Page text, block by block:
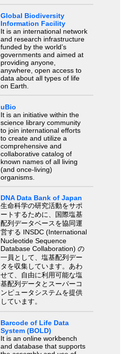
Global Biodiversity
Information Facility
It is an international network
and research infrastructure
funded by the world’s
governments and aimed at
providing anyone,
anywhere, open access to
data about all types of life
on Earth.
uBio
It is an initiative within the
science library community
to join international efforts
to create and utilize a
comprehensive and
collaborative catalog of
known names of all living
(and once-living)
organisms.
DNA Data Bank of Japan
生命科学の研究活動をサポ
ートするために、国際塩基
配列データベースを協同運
営する INSDC (International
Nucleotide Sequence
Database Collaboration) の
一員として、塩基配列デー
タを収集しています。あわ
せて、自由に利用可能な塩
基配列データとスーパーコ
ンピュータシステムを提供
しています。
Barcode of Life Data
System (BOLD)
It is an online workbench
and database that supports